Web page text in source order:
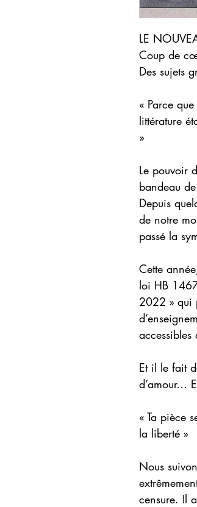
LE
Coup de
Des sujets
« Parce
littérature
»
Le pouvoir
bandeau
Depuis
de notre
passé la
Cette
loi HB
2022 » qui
accessibles
Et il le fait
d’amour…
« Ta pièce
la liberté »
Nous
censure. Il